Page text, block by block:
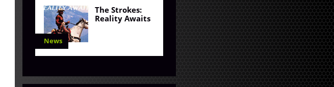
News
The Strokes:
Reality Awaits